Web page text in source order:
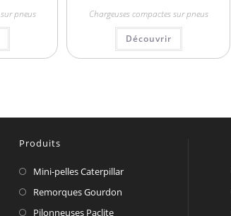
pneus Chargeuses compactes sur pneus
Découvrir
Produits
Mini-pelles Caterpillar
Remorques Gourdon
Pilonneuses Paclite